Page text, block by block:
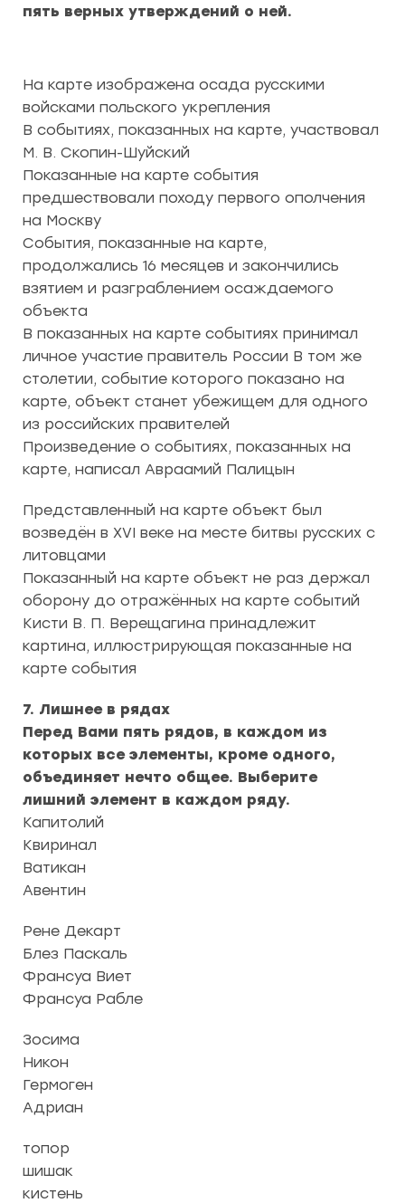
пять верных утверждений о ней.
На карте изображена осада русскими
войсками польского укрепления
В событиях, показанных на карте, участвовал
М. В. Скопин-Шуйский
Показанные на карте события
предшествовали походу первого ополчения
на Москву
События, показанные на карте,
продолжались 16 месяцев и закончились
взятием и разграблением осаждаемого
объекта
В показанных на карте событиях принимал
личное участие правитель России В том же
столетии, событие которого показано на
карте, объект станет убежищем для одного
из российских правителей
Произведение о событиях, показанных на
карте, написал Авраамий Палицын
Представленный на карте объект был
возведён в XVI веке на месте битвы русских с
литовцами
Показанный на карте объект не раз держал
оборону до отражённых на карте событий
Кисти В. П. Верещагина принадлежит
картина, иллюстрирующая показанные на
карте события
7. Лишнее в рядах
Перед Вами пять рядов, в каждом из
которых все элементы, кроме одного,
объединяет нечто общее. Выберите
лишний элемент в каждом ряду.
Капитолий
Квиринал
Ватикан
Авентин
Рене Декарт
Блез Паскаль
Франсуа Виет
Франсуа Рабле
Зосима
Никон
Гермоген
Адриан
топор
шишак
кистень